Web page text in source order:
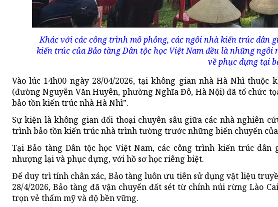
Khác với các công trình mô phỏng, các ngôi nhà kiến trúc dân
kiến trúc của Bảo tàng Dân tộc học Việt Nam đều là những
về phục dựng tại
Vào lúc 14h00 ngày 28/04/2026, tại không gian nhà Hà Nhì
(đường Nguyễn Văn Huyên, phường Nghĩa Đô, Hà Nội) đã tổ chức
bảo tồn kiến trúc nhà Hà Nhì”.
Sự kiện là không gian đối thoại chuyên sâu giữa các nhà nghiên
trình bảo tồn kiến trúc nhà trình tường trước những biến chuyển
Tại Bảo tàng Dân tộc học Việt Nam, các công trình kiến trúc
nhượng lại và phục dựng, với hồ sơ học riêng biệt.
Để duy trì tính chân xác, Bảo tàng luôn ưu tiên sử dụng vật liệu
28/4/2026, Bảo tàng đã vận chuyển đất sét từ chính núi rừng Lào
trọn vẻ thẩm mỹ và độ bền vững.